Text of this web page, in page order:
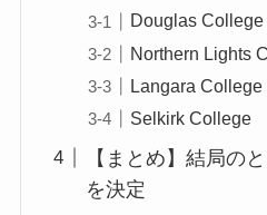
Douglas College
Northern Lights
Langara College
Selkirk College
【まとめ】結局の
を決定